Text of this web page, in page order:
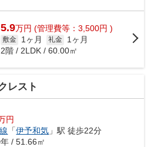
5.9万円 (管理費等：3,500円 )
敷金 1ヶ月 礼金
1ヶ月
2階 / 2LDK / 60.00㎡
レスト
円
「伊予和気 」駅 徒歩22分
/ 51.66㎡